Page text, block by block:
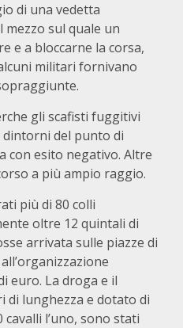
di una vedetta
sul quale un
e a bloccarne la corsa,
militari fornivano
gli scafisti fuggitivi
del punto di
con esito negativo. Altre
a più ampio raggio.
più di 80 colli
oltre 12 quintali di
arrivata sulle piazze di
euro. La droga e il
di lunghezza e dotato di
l’uno, sono stati